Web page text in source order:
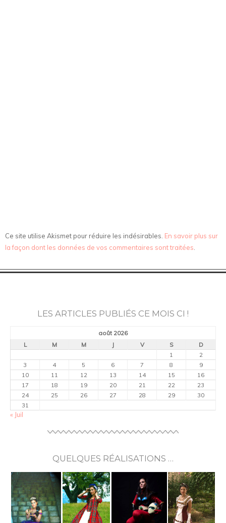
Ce site utilise Akismet pour réduire les indésirables. En savoir plus sur
la façon dont les données de vos commentaires sont traitées.
LES ARTICLES PUBLIÉS CE MOIS CI !
août 2026
L
M M J V S
D
1
2
3
4 5 6 7 8
9
10
11 12 13 14 15
16
17
18 19 20 21 22
23
24
25 26 27 28 29
30
31
« Juil
QUELQUES RÉALISATIONS …